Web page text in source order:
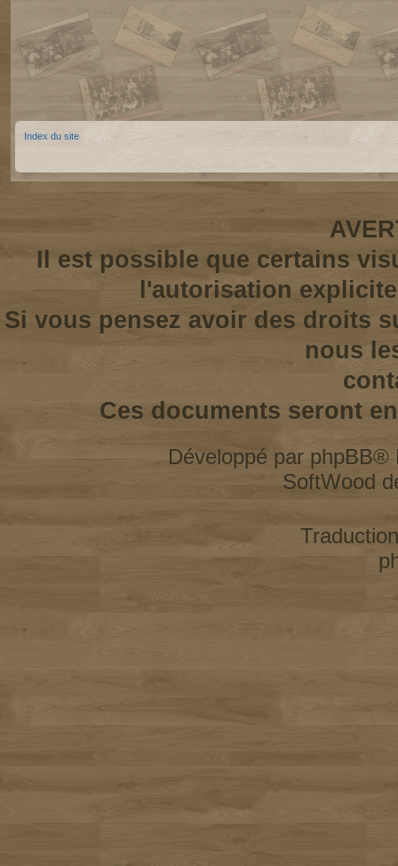
Index du site
Il est possible que certains
l'autorisation
Si vous pensez avoir des droits
nous
Ces documents seront
Développé par phpBB®
SoftWood